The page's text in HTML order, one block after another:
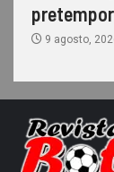
9 agosto,